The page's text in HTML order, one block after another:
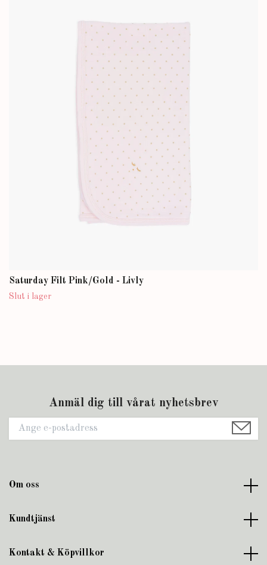
Saturday Filt Pink/Gold - Livly
Slut i lager
Anmäl dig till vårat nyhetsbrev
Om oss
Kundtjänst
Kontakt & Köpvillkor